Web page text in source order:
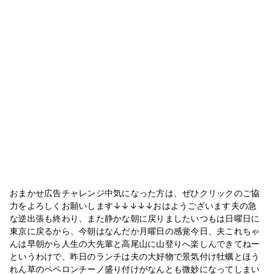
おまかせ広告チャレンジ中気になった方は、ぜひクリックのご協
力をよろしくお願いします↓↓↓↓↓おはようございます夫の急
な逆出張も終わり、また静かな朝に戻りましたいつもは日曜日に
東京に戻るから、今朝はなんだか月曜日の感覚今日、夫これちゃ
んは早朝から人生の大先輩と高尾山に山登りへ楽しんできてねー​
というわけで、昨日のランチは夫の大好物で景気付け牡蠣とほう
れん草のペペロンチーノ盛り付けがなんとも微妙になってしまい